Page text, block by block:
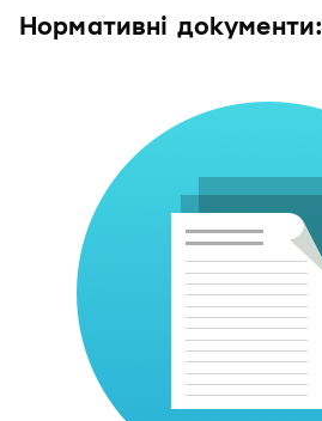
Нормативні документи: